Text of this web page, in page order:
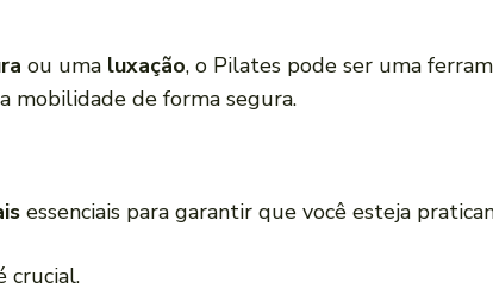
ou uma luxação, o Pilates pode ser uma
mobilidade de forma segura.
essenciais para garantir que você esteja
crucial.